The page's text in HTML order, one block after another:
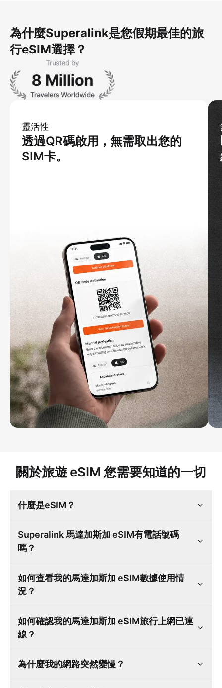
為什麼Superalink是您假期最佳的旅
行eSIM選擇？
靈活性
透過QR碼啟用，無需取出您的
SIM卡。
關於旅遊 eSIM 您需要知道的一切
什麼是eSIM？
Superalink 馬達加斯加 eSIM有電話號碼
嗎？
如何查看我的馬達加斯加 eSIM數據使用情
況？
如何確認我的馬達加斯加 eSIM旅行上網已連
線？
為什麼我的網路突然變慢？